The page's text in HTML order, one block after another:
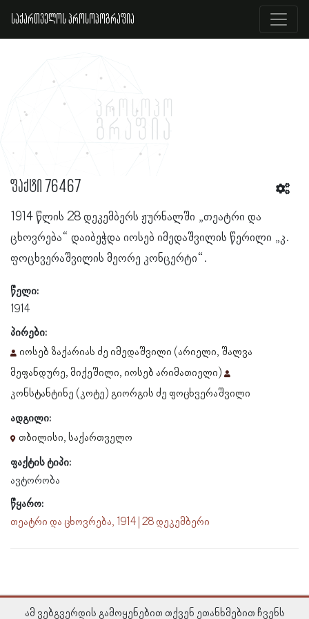
საქართველოს პროსოპოგრაფია
ფაქტი 76467
1914 წლის 28 დეკემბერს ჟურნალში „თეატრი და
ცხოვრება“ დაიბეჭდა იოსებ იმედაშვილის წერილი „კ.
ფოცხვერაშვილის მეორე კონცერტი“.
წელი:
1914
პირები:
იოსებ ზაქარიას ძე იმედაშვილი (არიელი, შალვა
მეფანდურე, მიქეშილი, იოსებ არიმათიელი)
კონსტანტინე (კოტე) გიორგის ძე ფოცხვერაშვილი
ადგილი:
თბილისი, საქართველო
ფაქტის ტიპი:
ავტორობა
წყარო:
თეატრი და ცხოვრება, 1914 | 28 დეკემბერი
ამ ვებგვერდის გამოყენებით თქვენ ეთანხმებით ჩვენს